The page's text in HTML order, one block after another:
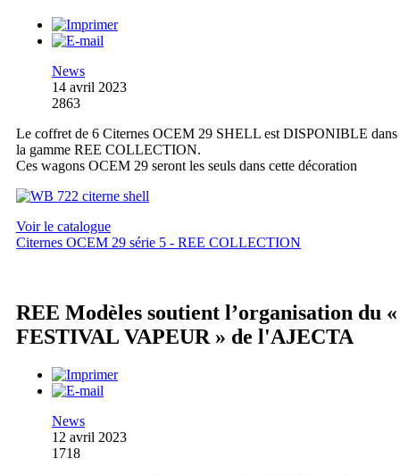
News
14 avril 2023
2863
Le coffret de 6 Citernes OCEM 29 SHELL est DISPONIBLE dans
la gamme REE COLLECTION.
Ces wagons OCEM 29 seront les seuls dans cette décoration
Voir le catalogue
Citernes OCEM 29 série 5 - REE COLLECTION
REE Modèles soutient l’organisation du «
FESTIVAL VAPEUR » de l'AJECTA
News
12 avril 2023
1718